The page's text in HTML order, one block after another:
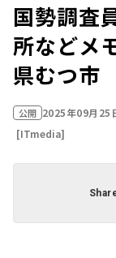
国勢調査
所などメ
県むつ市
公開 2025年09月25
[ITmedia]